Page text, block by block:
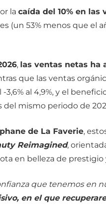
la caída del 10% en las
(un 53% menos que el
, las ventas netas ha
que las ventas
al 4,9%, y el
del mismo periodo de
de La Faverie,
Reimagined,
en belleza de prestigio
que tenemos en
en el que